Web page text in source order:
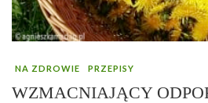
NA ZDROWIE PRZEPISY
WZMACNIAJĄCY